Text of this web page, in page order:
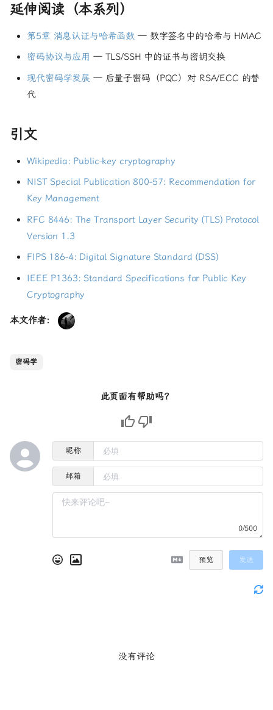
4.1.1 核心思想
4.2.1 RSA密钥生成
（ECDLP）
4.3.4 ECDH密钥交换
4.3.5 ECC优势
4.4.2 安全性分析
4.5.2 DSA（数字签名算法）
4.6 非对称密码的应用
4.7.1 算法性能对比
延伸阅读（本系列）
第5章 消息认证与哈希函数 — 数字签名中的哈希与 HMAC
密码协议与应用 — TLS/SSH 中的证书与密钥交换
现代密码学发展 — 后量子密码（PQC）对 RSA/ECC 的替
代
引文
Wikipedia: Public-key cryptography
NIST Special Publication 800-57: Recommendation for
Key Management
RFC 8446: The Transport Layer Security (TLS) Protocol
Version 1.3
FIPS 186-4: Digital Signature Standard (DSS)
IEEE P1363: Standard Specifications for Public Key
Cryptography
本文作者：
密码学
此页面有帮助吗？
昵称
邮箱
0/500
预览 发送
没有评论